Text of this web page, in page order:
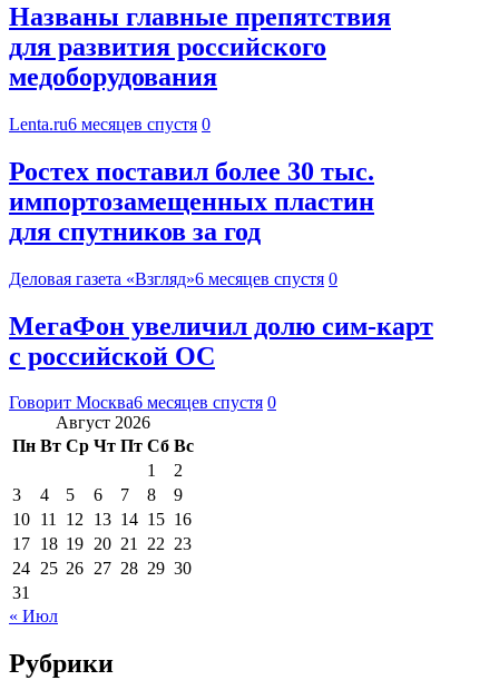
Названы главные препятствия
для развития российского
медоборудования
Lenta.ru6 месяцев спустя 0
Ростех поставил более 30 тыс.
импортозамещенных пластин
для спутников за год
Деловая газета «Взгляд»6 месяцев спустя 0
МегаФон увеличил долю сим‑карт
с российской ОС
Говорит Москва6 месяцев спустя 0
Август 2026
Пн Вт Ср Чт Пт Сб Вс
1
2
3
4 5 6 7 8
9
10 11 12 13 14 15 16
17 18 19 20 21 22 23
24 25 26 27 28 29 30
31
« Июл
Рубрики